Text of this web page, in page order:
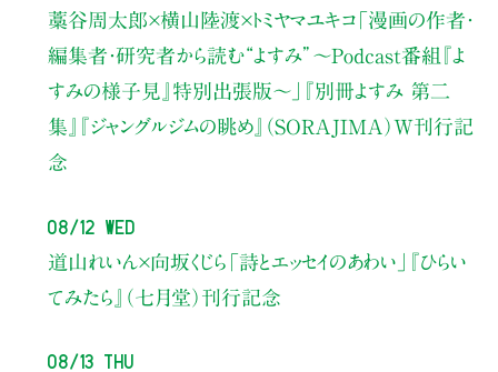
藁谷周太郎×横山陸渡×トミヤマユキコ「漫画の作者・
編集者・研究者から読む“よすみ” 〜Podcast番組『よ
すみの様子見』特別出張版〜」
『別冊よすみ 第二
集』『ジャングルジムの眺め』（SORAJIMA）W刊行記
念
08/12 Wed
道山れいん×向坂くじら 「詩とエッセイのあわい」
『ひらい
てみたら』（七月堂）刊行記念
08/13 Thu